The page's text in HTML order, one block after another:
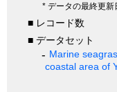
* データの最終更
■ レコード数
■ データセット
Marine
coastal area of